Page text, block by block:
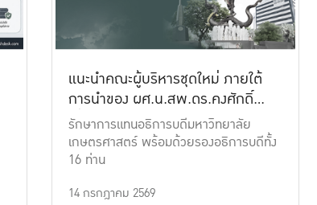
แนะนำคณะผู้บริหารชุดใหม่ ภายใต้
การนำของ ผศ.น.สพ.ดร.คงศักดิ์
เที่ยงธรรม
รักษาการแทนอธิการบดีมหาวิทยาลัย
เกษตรศาสตร์ พร้อมด้วยรองอธิการบดีทั้ง
16 ท่าน
14 กรกฎาคม 2569